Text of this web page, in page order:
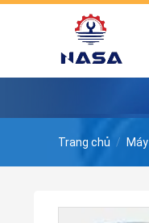
Skip
Trang chủ /